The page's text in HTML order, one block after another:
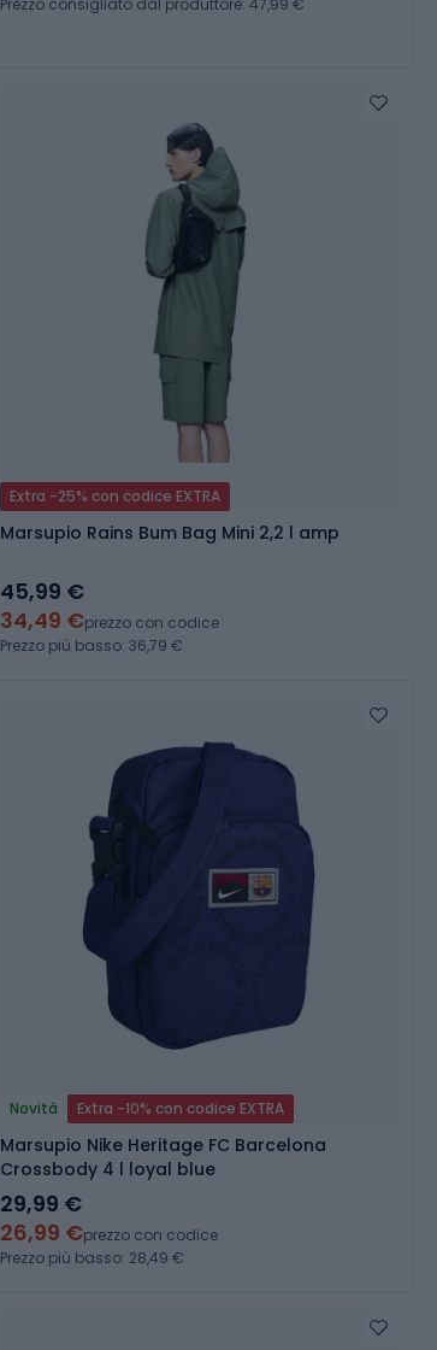
Prezzo consigliato dal produttore: 47,99 €
Extra -25% con codice EXTRA
Marsupio Rains Bum Bag Mini 2,2 l amp
45,99 €
34,49 €prezzo con codice
Prezzo più basso: 36,79 €
Novità Extra -10% con codice EXTRA
Marsupio Nike Heritage FC Barcelona
Crossbody 4 l loyal blue
29,99 €
26,99 €prezzo con codice
Prezzo più basso: 28,49 €